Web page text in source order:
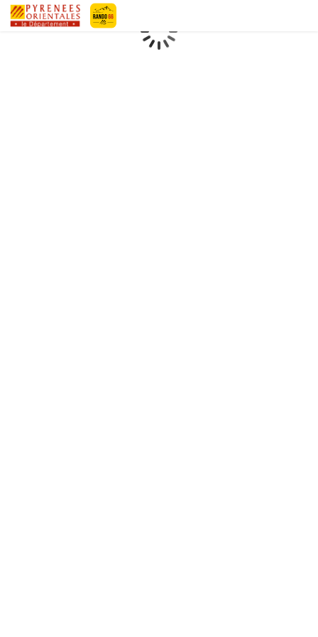
Geotrek-randoLoading